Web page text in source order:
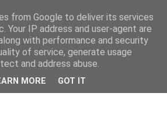
from Google to deliver its services
Your IP address and user-agent are
with performance and security
of service, generate usage
and address abuse.
MORE GOT IT